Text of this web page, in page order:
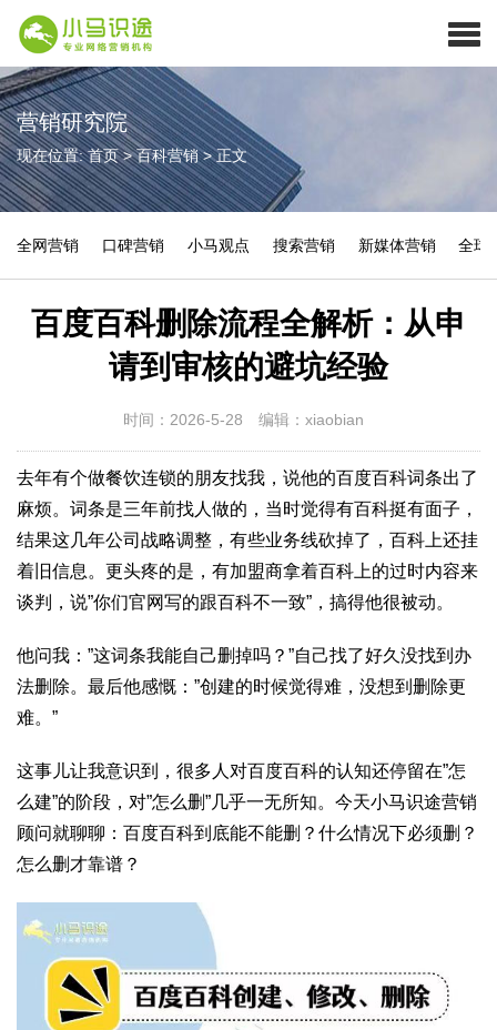
营销研究院
现在位置:首页>百科营销>正文
全网营销 口碑营销 小马观点 搜索营销 新媒体营销 全球
百度百科删除流程全解析：从申
请到审核的避坑经验
时间：2026-5-28 编辑：xiaobian
去年有个做餐饮连锁的朋友找我，说他的百度百科词条出了
麻烦。词条是三年前找人做的，当时觉得有百科挺有面子，
结果这几年公司战略调整，有些业务线砍掉了，百科上还挂
着旧信息。更头疼的是，有加盟商拿着百科上的过时内容来
谈判，说”你们官网写的跟百科不一致”，搞得他很被动。
他问我：”这词条我能自己删掉吗？”自己找了好久没找到办
法删除。最后他感慨：”创建的时候觉得难，没想到删除更
难。”
这事儿让我意识到，很多人对百度百科的认知还停留在”怎
么建”的阶段，对”怎么删”几乎一无所知。今天小马识途营销
顾问就聊聊：百度百科到底能不能删？什么情况下必须删？
怎么删才靠谱？